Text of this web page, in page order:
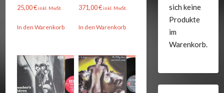
25,00€inkl. MwSt.
In den Warenkorb
371,00€inkl. MwSt.
In den Warenkorb
sich keine
Produkte
im
Warenkorb.